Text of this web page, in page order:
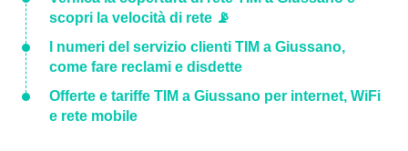
scopri la velocità di rete 📡
I numeri del servizio clienti TIM a Giussano,
come fare reclami e disdette
Offerte e tariffe TIM a Giussano per internet, WiFi
e rete mobile